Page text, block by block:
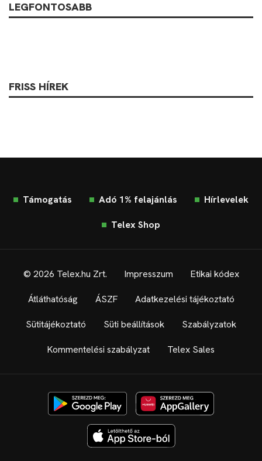
LEGFONTOSABB
FRISS HÍREK
Támogatás Adó 1% felajánlás Hírlevelek
Telex Shop
© 2026 Telex.hu Zrt. Impresszum Etikai kódex
Átláthatóság ÁSZF Adatkezelési tájékoztató
Sütitájékoztató Süti beállítások Szabályzatok
Kommentelési szabályzat Telex Sales